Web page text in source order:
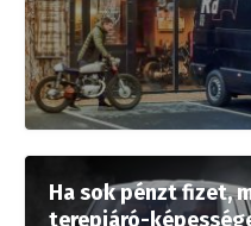
Ha sok pénzt fizet,
terepjáró-